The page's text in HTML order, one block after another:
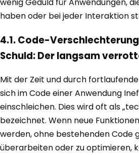
haben oder bei jeder Interaktion
4.1. Code-
Schuld: Der langsam
Mit der Zeit und durch
sich im Code einer Anwendung
einschleichen. Dies wird oft als
bezeichnet. Wenn neue
werden, ohne bestehenden Code
überarbeiten oder zu optimieren,